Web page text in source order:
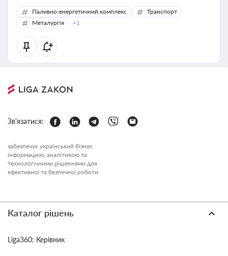
Паливно-енергетичний комплекс
Транспорт
Металургія
+1
Зв'язатися:
забезпечує український бізнес
інформацією, аналітикою та
технологічними рішеннями для
ефективної та безпечної роботи.
Каталог рішень
Liga360: Керівник